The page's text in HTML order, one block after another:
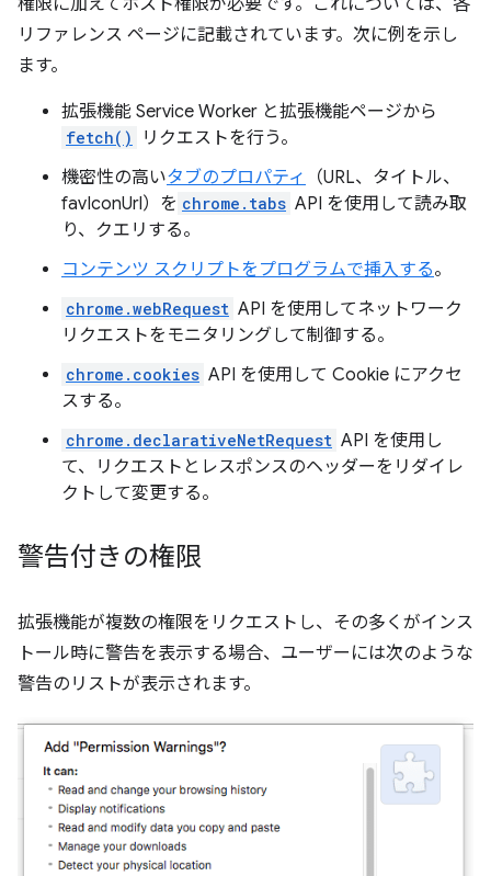
権限に加えてホスト権限が必要です。これについては、各
リファレンス ページに記載されています。次に例を示し
ます。
拡張機能 Service Worker と拡張機能ページから
fetch()
リクエストを行う。
機密性の高いタブのプロパティ
（URL、タイトル、
favIconUrl）を chrome.tabs API を使用して読み取
り、クエリする。
コンテンツ スクリプトをプログラムで挿入する。
chrome.webRequest API を使用してネットワーク
リクエストをモニタリングして制御する。
chrome.cookies API を使用して Cookie にアクセ
スする。
chrome.declarativeNetRequest API を使用し
て、リクエストとレスポンスのヘッダーをリダイレ
クトして変更する。
警告付きの権限
拡張機能が複数の権限をリクエストし、その多くがインス
トール時に警告を表示する場合、ユーザーには次のような
警告のリストが表示されます。